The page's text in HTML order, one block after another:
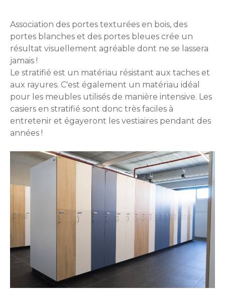
Association des portes texturées en bois, des
portes blanches et des portes bleues crée un
résultat visuellement agréable dont ne se lassera
jamais !
Le stratifié est un matériau résistant aux taches et
aux rayures. C'est également un matériau idéal
pour les meubles utilisés de manière intensive. Les
casiers en stratifié sont donc très faciles à
entretenir et égayeront les vestiaires pendant des
années !